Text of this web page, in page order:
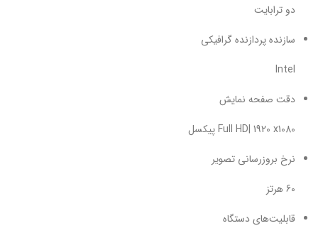
دو ترابایت
سازنده پردازنده گرافیکی
Intel
دقت صفحه نمایش
Full HD| 1920 x1080 پیکسل
نرخ بروزرسانی تصویر
60 هرتز
قابلیت‌های دستگاه